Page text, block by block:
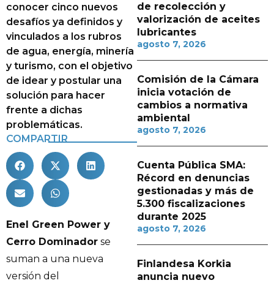
conocer cinco nuevos
desafíos ya definidos y
vinculados a los rubros
de agua, energía, minería
y turismo, con el objetivo
de idear y postular una
solución para hacer
frente a dichas
problemáticas.
COMPARTIR
Enel Green Power y
Cerro Dominador se
suman a una nueva
versión del
de recolección y
valorización de aceites
lubricantes
agosto 7, 2026
Comisión de la Cámara
inicia votación de
cambios a normativa
ambiental
agosto 7, 2026
Cuenta Pública SMA:
Récord en denuncias
gestionadas y más de
5.300 fiscalizaciones
durante 2025
agosto 7, 2026
Finlandesa Korkia
anuncia nuevo